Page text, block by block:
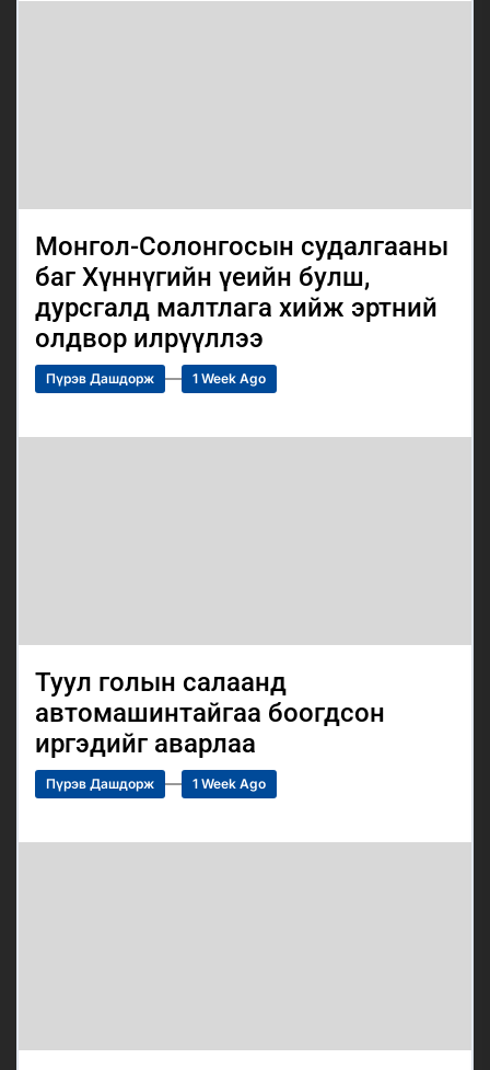
Монгол-Солонгосын судалгааны
баг Хүннүгийн үеийн булш,
дурсгалд малтлага хийж эртний
олдвор илрүүллээ
Пүрэв Дашдорж 1 Week Ago
Туул голын салаанд
автомашинтайгаа боогдсон
иргэдийг аварлаа
Пүрэв Дашдорж 1 Week Ago